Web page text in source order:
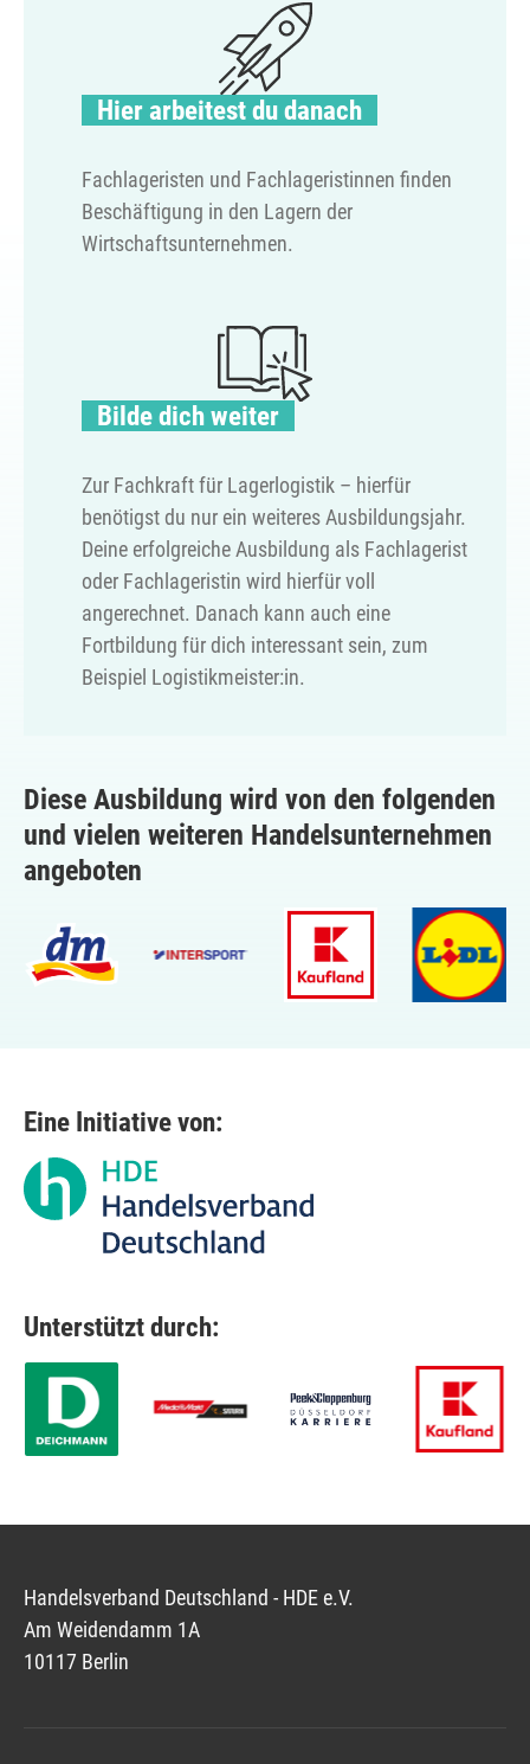
Hier arbeitest du danach
Fachlageristen und Fachlageristinnen finden
Beschäftigung in den Lagern der
Wirtschaftsunternehmen.
Bilde dich weiter
Zur Fachkraft für Lagerlogistik – hierfür
benötigst du nur ein weiteres Ausbildungsjahr.
Deine erfolgreiche Ausbildung als Fachlagerist
oder Fachlageristin wird hierfür voll
angerechnet. Danach kann auch eine
Fortbildung für dich interessant sein, zum
Beispiel Logistikmeister:in.
Diese Ausbildung wird von den folgenden
und vielen weiteren Handelsunternehmen
angeboten
Eine Initiative von:
Unterstützt durch:
Handelsverband Deutschland - HDE e.V.
Am Weidendamm 1A
10117 Berlin